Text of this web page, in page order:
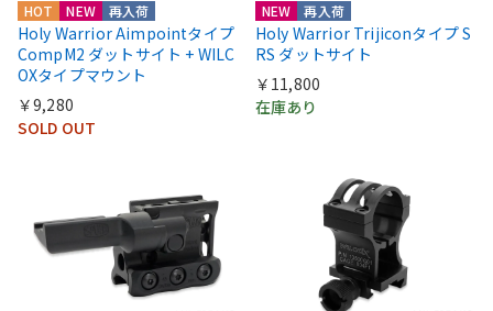
HOT NEW 再入荷
Holy Warrior Aimpointタイプ
CompM2 ダットサイト + WILC
OXタイプマウント
￥9,280
SOLD OUT
NEW 再入荷
Holy Warrior Trijiconタイプ S
RS ダットサイト
￥11,800
在庫あり